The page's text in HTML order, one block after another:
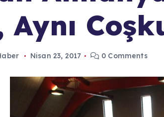
Aynı
Nisan 23, 2017 0 Comments